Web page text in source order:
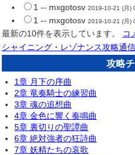
1 -- mxgotosv 2019-10-21 (月)
1 -- mxgotosv 2019-10-21 (月)
最新の10件を表示しています。
コ
シャイニング・レゾナンス攻略通
攻略
1章 月下の序曲
2章 竜奏騎士の練習曲
3章 魂の追想曲
4章 金色に響く奏鳴曲
5章 裏切りの聖譚曲
6章 絶対強者の狂詩曲
7章 妖精たちの哀歌